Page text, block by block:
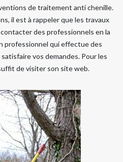
de traitement anti chenille.
il est à rappeler que les travaux
des professionnels en la
professionnel qui effectue des
vos demandes. Pour les
de visiter son site web.